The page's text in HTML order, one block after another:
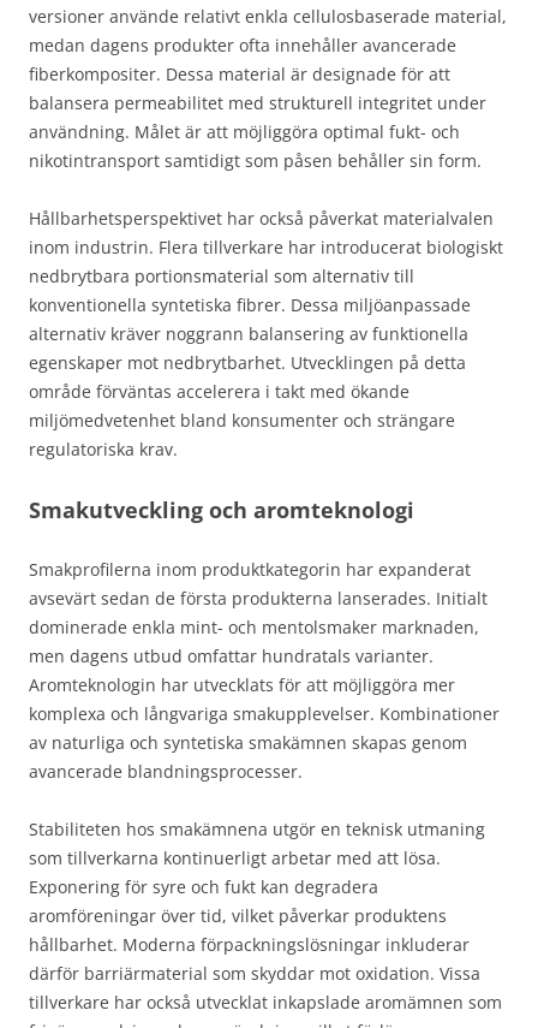
versioner använde relativt enkla cellulosbaserade material,
medan dagens produkter ofta innehåller avancerade
fiberkompositer. Dessa material är designade för att
balansera permeabilitet med strukturell integritet under
användning. Målet är att möjliggöra optimal fukt- och
nikotintransport samtidigt som påsen behåller sin form.
Hållbarhetsperspektivet har också påverkat materialvalen
inom industrin. Flera tillverkare har introducerat biologiskt
nedbrytbara portionsmaterial som alternativ till
konventionella syntetiska fibrer. Dessa miljöanpassade
alternativ kräver noggrann balansering av funktionella
egenskaper mot nedbrytbarhet. Utvecklingen på detta
område förväntas accelerera i takt med ökande
miljömedvetenhet bland konsumenter och strängare
regulatoriska krav.
Smakutveckling och aromteknologi
Smakprofilerna inom produktkategorin har expanderat
avsevärt sedan de första produkterna lanserades. Initialt
dominerade enkla mint- och mentolsmaker marknaden,
men dagens utbud omfattar hundratals varianter.
Aromteknologin har utvecklats för att möjliggöra mer
komplexa och långvariga smakupplevelser. Kombinationer
av naturliga och syntetiska smakämnen skapas genom
avancerade blandningsprocesser.
Stabiliteten hos smakämnena utgör en teknisk utmaning
som tillverkarna kontinuerligt arbetar med att lösa.
Exponering för syre och fukt kan degradera
aromföreningar över tid, vilket påverkar produktens
hållbarhet. Moderna förpackningslösningar inkluderar
därför barriärmaterial som skyddar mot oxidation. Vissa
tillverkare har också utvecklat inkapslade aromämnen som